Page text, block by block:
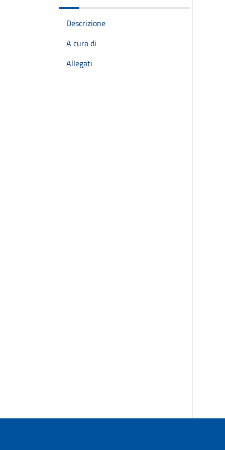
Descrizione
A cura di
Allegati